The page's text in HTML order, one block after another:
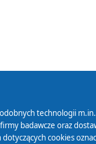
korzystania z Serwisu
technologii
badawcze oraz
cookies